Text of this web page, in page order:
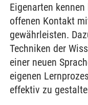
Eigenarten
offenen Kontakt
gewährleisten.
Techniken der
einer neuen
eigenen
effektiv zu